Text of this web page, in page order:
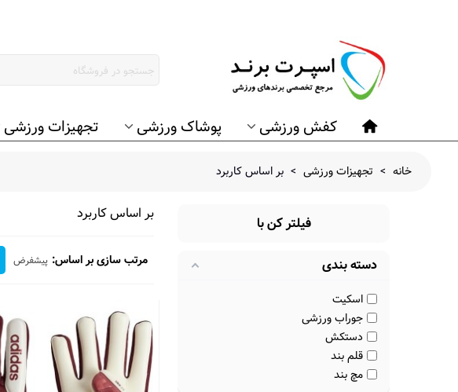
کفش ورزشی پوشاک ورزشی تجهیزات ورزشی
خانه > تجهیزات ورزشی > بر اساس کاربرد
فیلتر کن با
دسته بندی
اسکیت
جوراب ورزشی
دستکش
قلم بند
مچ بند
بر اساس کاربرد
مرتب سازی بر اساس: پیشفرض